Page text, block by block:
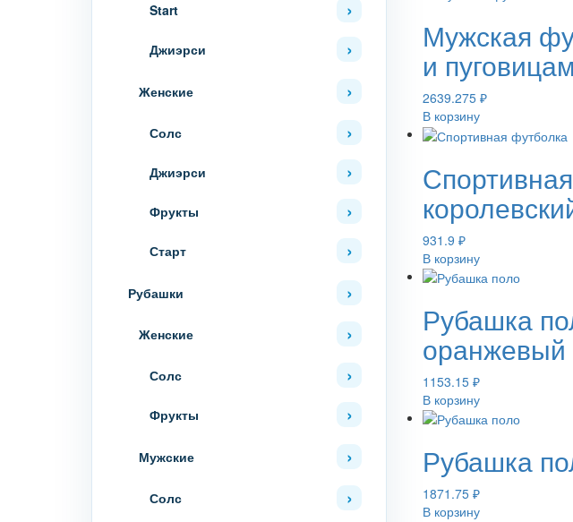
Start
Джиэрси
Женские
Солс
Джиэрси
Фрукты
Старт
Рубашки
Женские
Солс
Фрукты
Мужские
Солс
Мужская
и
2639.275 ₽
В корзину
931.9 ₽
В корзину
Рубашка
оранжевый
1153.15 ₽
В корзину
Рубашка
1871.75 ₽
В корзину